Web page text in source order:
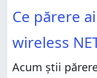
Ce părere
wireless
Acum știi